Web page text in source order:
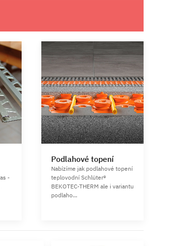
-
Podlahové topení
Nabízíme jak podlahové topení
teplovodní Schlüter®
BEKOTEC-THERM ale i variantu
podlaho...